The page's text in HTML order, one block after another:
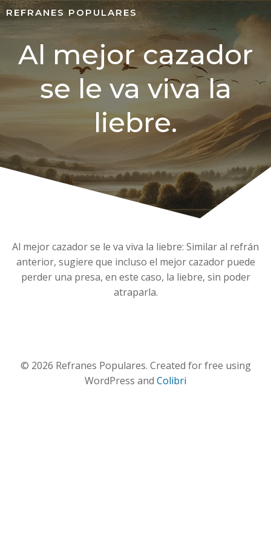
REFRANES POPULARES
Al mejor cazador
se le va viva la
liebre.
Al mejor cazador se le va viva la liebre: Similar al refrán
anterior, sugiere que incluso el mejor cazador puede
perder una presa, en este caso, la liebre, sin poder
atraparla.
© 2026 Refranes Populares. Created for free using
WordPress and Colibri